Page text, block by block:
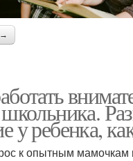
→
у ребенка,
к опытным мамочкам